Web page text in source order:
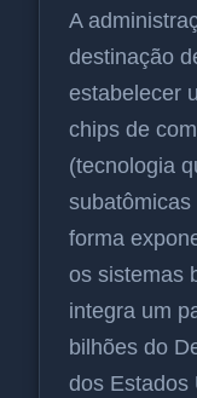
A
destinação
estabelecer
chips de
(tecnologia
forma
os sistemas
integra um
bilhões do
dos Estados